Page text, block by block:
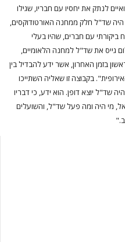
לנתק את יחסיו עם חבריו, שגילו
שד"ל חלק ממחנה האורטודוקסים,
עם חברים, שהיו בעלי
גייס את שד"ל למחנה הלאומיים,
בזמן האחרון, אשר ידע להבדיל בין
בקבוצה זו שאליה השתייכו
שד"ל יוצא דופן. הוא ידע, כי דבריו
מי היה ומה פעל שד"ל, והשועלים